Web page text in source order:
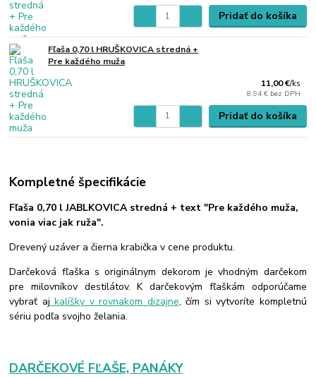
Pridať do košíka
Fľaša 0,70 l HRUŠKOVICA stredná +
Pre každého muža
11,00 €/ks
8,94 € bez DPH
Pridať do košíka
Kompletné špecifikácie
Fľaša 0,70 l JABLKOVICA stredná + text "Pre každého muža,
vonia viac jak ruža".
Drevený uzáver a čierna krabička v cene produktu.
Darčeková fľaška s originálnym dekorom je vhodným darčekom
pre milovníkov destilátov. K darčekovým fľaškám odporúčame
vybrať aj kalíšky v rovnakom dizajne, čím si vytvoríte kompletnú
sériu podľa svojho želania.
DARČEKOVÉ FĽAŠE, PANÁKY